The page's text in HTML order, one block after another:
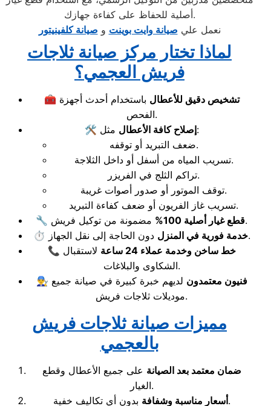
أصلية للحفاظ على كفاءة جهازك.
نعمل علي صيانة وايت بوينت و صيانة كلفينيتور
لماذا تختار مركز صيانة ثلاجات
فريش العجمي؟
🧰 تشخيص دقيق للأعطال باستخدام أحدث أجهزة
الفحص.
🛠️
إصلاح كافة الأعطالمثل:
ضعف التبريد أو توقفه.
تسريب المياه من أسفل أو داخل الثلاجة.
تراكم الثلج في الفريزر.
توقف الموتور أو صدور أصوات غريبة.
تسريب غاز الفريون أو ضعف كفاءة التبريد.
🔧
قطع غيار أصلية 100%مضمونة من توكيل فريش.
⏱️
خدمة فورية في المنزلدون الحاجة إلى نقل الجهاز.
📞
خط ساخن وخدمة عملاء 24 ساعة
لاستقبال
الشكاوى والبلاغات.
👨‍🔧
فنيون معتمدون لديهم خبرة كبيرة في صيانة جميع
موديلات ثلاجات فريش.
مميزات صيانة ثلاجات فريش
بالعجمي
ضمان معتمد بعد الصيانة على جميع الأعطال وقطع
الغيار.
أسعار مناسبة وشفافةبدون أي تكاليف خفية.